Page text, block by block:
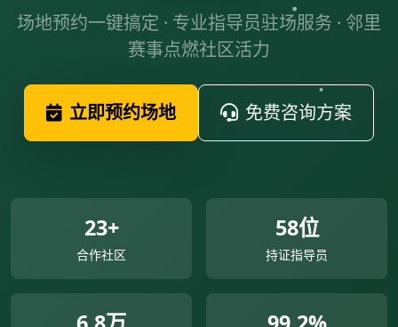
场地预约一键搞定 · 专业指导员驻场服务 · 邻里
赛事点燃社区活力
立即预约场地 免费咨询方案
23+
合作社区
58位
持证指导员